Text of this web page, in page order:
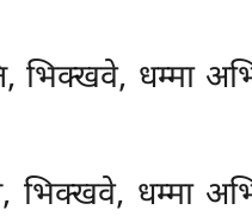
भिक्खवे, धम्मा
भिक्खवे, धम्मा